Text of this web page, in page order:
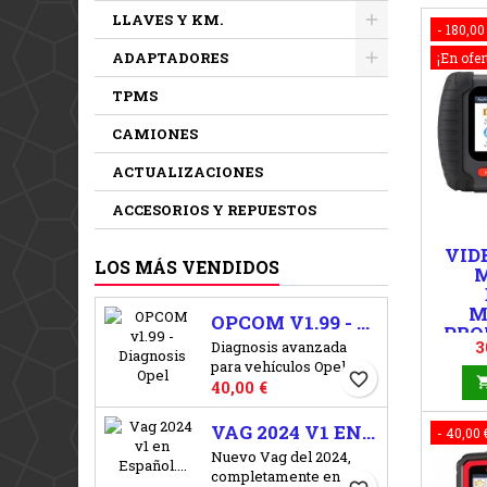
LLAVES Y KM.
ADAPTADORES
TPMS
CAMIONES
ACTUALIZACIONES
ACCESORIOS Y REPUESTOS
LOS MÁS VENDIDOS
OPCOM V1.99 - DIAGNOSIS OPEL
Diagnosis avanzada
para vehículos Opel,
codigos de error,
intervalos de servicio,
codificacion de llaves...
Diagnosis para todos los
vehículos opel entre
Precio
40,00 € favorite_border
VAG 2024 V1 EN ESPAÑOL. VERSION 24.5
Nuevo Vag del 2024,
completamente en
- 180,00
¡En
- 40,00